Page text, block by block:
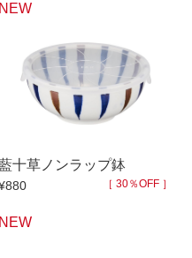
中皿・取皿
ランチプレート・仕切皿
呑水
NEW
十草ノンラップ鉢
［ 30％OFF ］
NEW